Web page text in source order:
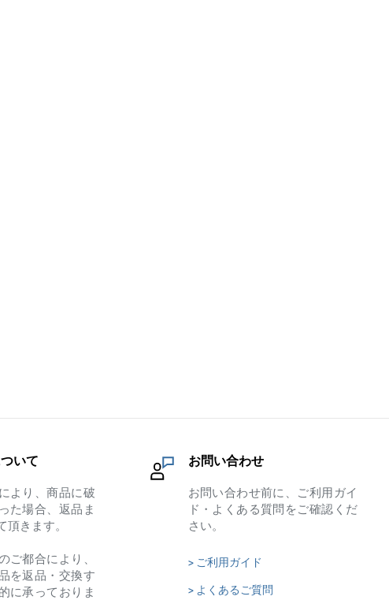
いて
より、商品に破
た場合、返品ま
頂きます。
ご都合により、
を返品・交換す
に承っておりま
お問い合わせ
お問い合わせ前に、ご利用ガイ
ド・よくある質問をご確認くだ
さい。
> ご利用ガイド
> よくあるご質問